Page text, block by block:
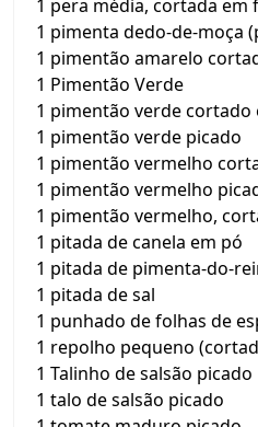
1 pera média, cortada em
1 pimenta dedo-de-moça
1 pimentão amarelo
1 Pimentão Verde
1 pimentão verde cortado
1 pimentão verde picado
1 pimentão vermelho
1 pimentão vermelho
1 pimentão vermelho,
1 pitada de canela em pó
1 pitada de pimenta-do-
1 pitada de sal
1 punhado de folhas de
1 repolho pequeno
1 Talinho de salsão picado
1 talo de salsão picado